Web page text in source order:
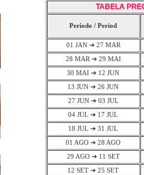
TABELA
Período / Period
01 JAN ➔ 27 MAR
28 MAR ➔ 29 MAI
30 MAI ➔ 12 JUN
13 JUN ➔ 26 JUN
27 JUN ➔ 03 JUL
04 JUL ➔ 17 JUL
18 JUL ➔ 31 JUL
01 AGO ➔ 28 AGO
29 AGO ➔ 11 SET
12 SET ➔ 25 SET